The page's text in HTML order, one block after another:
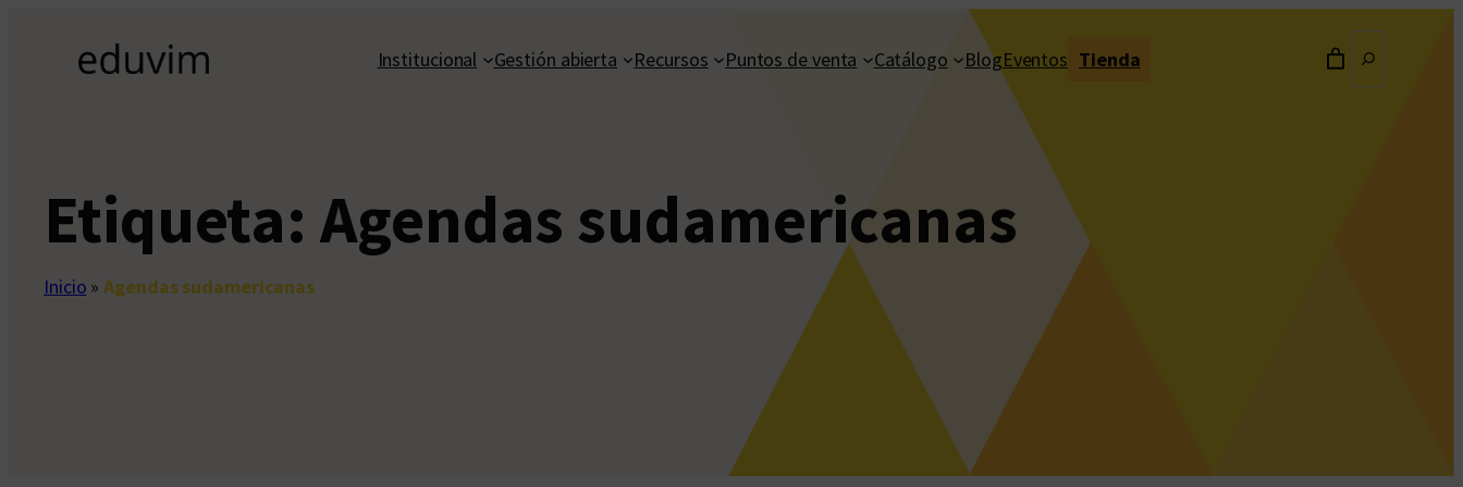
contenido
Institucional Gestión abierta Recursos Puntos de venta Catálogo BlogEventos Tienda
Etiqueta: Agendas sudamericanas
Inicio »Agendas sudamericanas